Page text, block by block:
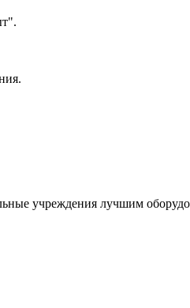
учреждения лучшим